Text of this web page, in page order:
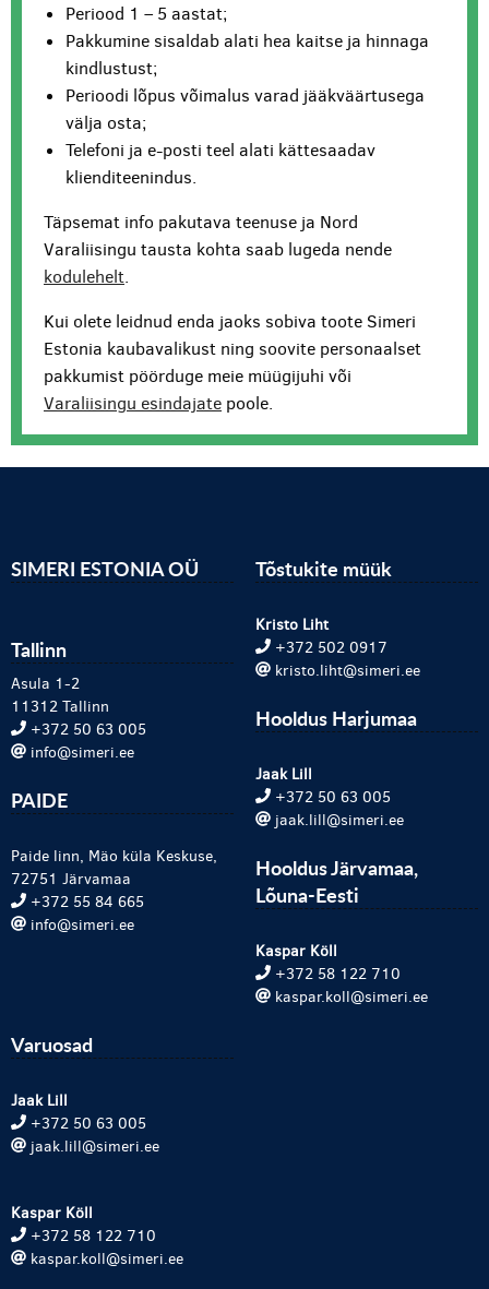
Periood 1 – 5 aastat;
Pakkumine sisaldab alati hea kaitse ja hinnaga
kindlustust;
Perioodi lõpus võimalus varad jääkväärtusega
välja osta;
Telefoni ja e-posti teel alati kättesaadav
klienditeenindus.
Täpsemat info pakutava teenuse ja Nord
Varaliisingu tausta kohta saab lugeda nende
kodulehelt.
Kui olete leidnud enda jaoks sobiva toote Simeri
Estonia kaubavalikust ning soovite personaalset
pakkumist pöörduge meie müügijuhi või
Varaliisingu esindajate poole.
SIMERI ESTONIA OÜ
Tallinn
Asula 1-2
11312 Tallinn
+372 50 63 005
info@simeri.ee
PAIDE
Paide linn, Mäo küla Keskuse,
72751 Järvamaa
+372 55 84 665
info@simeri.ee
Tõstukite müük
Kristo Liht
+372 502 0917
kristo.liht@simeri.ee
Hooldus Harjumaa
Jaak Lill
+372 50 63 005
jaak.lill@simeri.ee
Hooldus Järvamaa,
Lõuna-Eesti
Kaspar Köll
+372 58 122 710
kaspar.koll@simeri.ee
Varuosad
Jaak Lill
+372 50 63 005
jaak.lill@simeri.ee
Kaspar Köll
+372 58 122 710
kaspar.koll@simeri.ee